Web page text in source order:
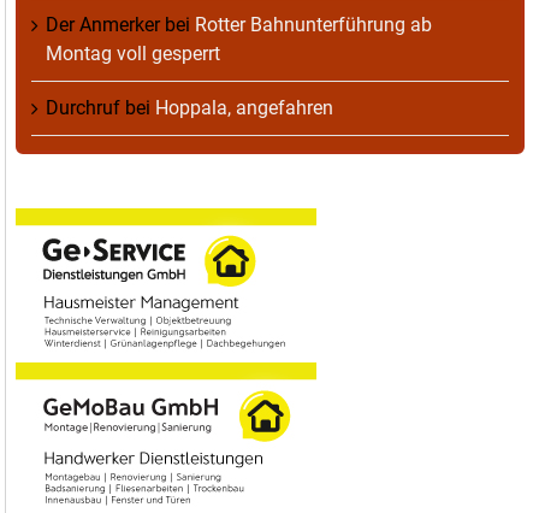
Der Anmerkerbei Rotter Bahnunterführung ab
Montag voll gesperrt
Durchruf bei Hoppala, angefahren